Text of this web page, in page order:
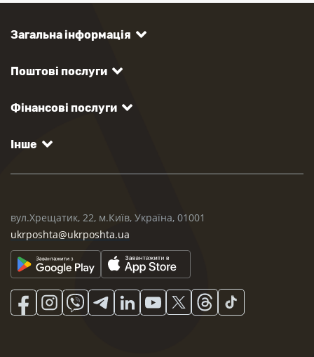
Загальна інформація
Поштові послуги
Фінансові послуги
Інше
вул.Хрещатик, 22, м.Київ, Україна, 01001
ukrposhta@ukrposhta.ua